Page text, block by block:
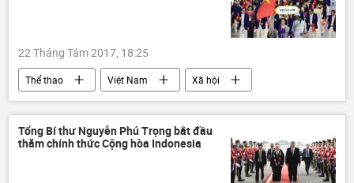
22 Tháng Tám 2017, 18:25
Thể thao Việt Nam
Xã hội
Malaysia
Nguyễn Thị Ánh Viên
Dương Thúy Vi
Đoàn thể thao Việt Nam
SEA Games
Tổng Bí thư Nguyễn Phú Trọng bắt đầu
thăm chính thức Cộng hòa Indonesia